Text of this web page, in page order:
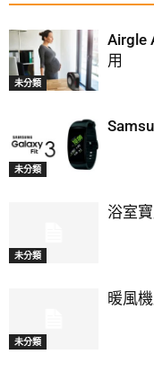
未分類
Airgle
用
未分類
未分類
浴室
未分類
暖風